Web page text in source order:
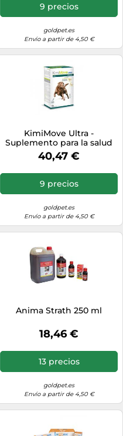
9 precios
goldpet.es
Envío a partir de 4,50 €
KimiMove Ultra -
Suplemento para la salud
articular de perros y gatos -
Cantidad: 60 comprimidos
40,47 €
9 precios
goldpet.es
Envío a partir de 4,50 €
Anima Strath 250 ml
18,46 €
13 precios
goldpet.es
Envío a partir de 4,50 €